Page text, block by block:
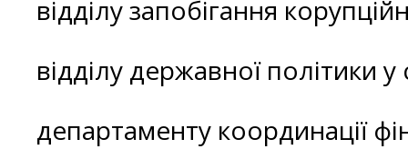
відділу запобігання
відділу державної політики
департаменту координації